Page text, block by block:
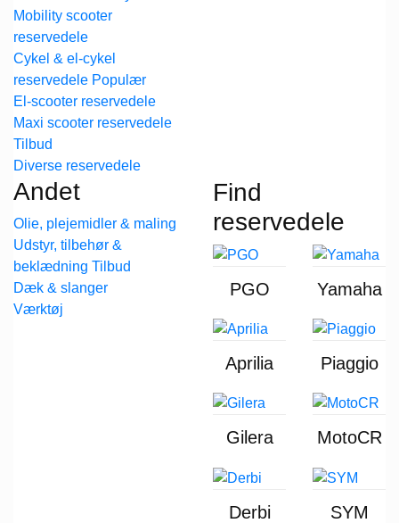
Mobility scooter
reservedele
Cykel & el-cykel
reservedele
El-scooter reservedele
Maxi scooter reservedele
Diverse reservedele
Andet
Olie, plejemidler & maling
Udstyr, tilbehør &
beklædning
Dæk & slanger
Værktøj
Find
reservedele
PGO Yamaha
Aprilia Piaggio
Gilera MotoCR
Derbi SYM